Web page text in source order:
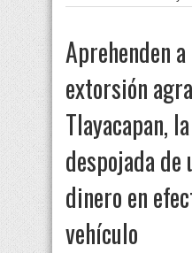
Aprehenden
extorsión
Tlayacapan,
despojada de
dinero en
vehículo